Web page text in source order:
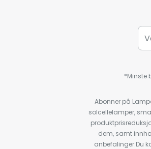
*Minste
Abonner på
solcellelamper,
dem, samt
anbefalinger.Du